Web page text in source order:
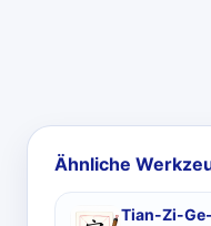
Ähnliche
Tian-Zi-